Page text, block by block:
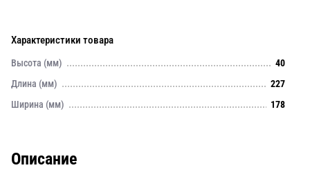
Характеристики товара
Высота (мм)
40
Длина (мм)
227
Ширина (мм)
178
Описание